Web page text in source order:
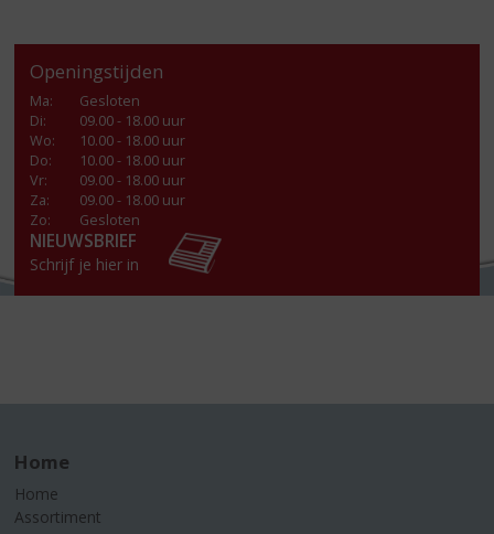
Openingstijden
Ma:
Gesloten
Di:
09.00 - 18.00 uur
Wo:
10.00 - 18.00 uur
Do:
10.00 - 18.00 uur
Vr:
09.00 - 18.00 uur
Za:
09.00 - 18.00 uur
Zo:
Gesloten
NIEUWSBRIEF
Schrijf je hier in
Home
Home
Assortiment